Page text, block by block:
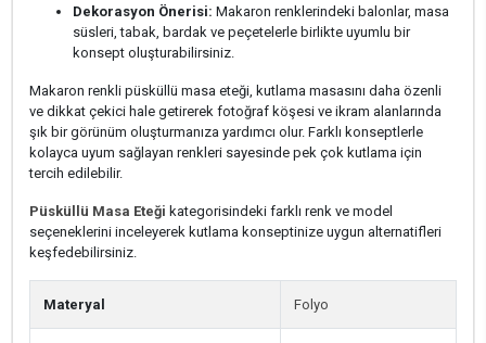
Dekorasyon Önerisi: Makaron renklerindeki balonlar, masa
süsleri, tabak, bardak ve peçetelerle birlikte uyumlu bir
konsept oluşturabilirsiniz.
Makaron renkli püsküllü masa eteği, kutlama masasını daha özenli
ve dikkat çekici hale getirerek fotoğraf köşesi ve ikram alanlarında
şık bir görünüm oluşturmanıza yardımcı olur. Farklı konseptlerle
kolayca uyum sağlayan renkleri sayesinde pek çok kutlama için
tercih edilebilir.
Püsküllü Masa Eteği kategorisindeki farklı renk ve model
seçeneklerini inceleyerek kutlama konseptinize uygun alternatifleri
keşfedebilirsiniz.
Materyal Folyo